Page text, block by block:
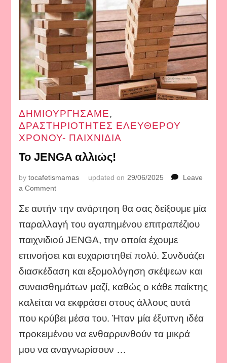
ΔΗΜΙΟΥΡΓΗΣΑΜΕ,
ΔΡΑΣΤΗΡΙΟΤΗΤΕΣ ΕΛΕΥΘΕΡΟΥ
ΧΡΟΝΟΥ- ΠΑΙΧΝΙΔΙΑ
Το JENGA αλλιώς!
bytocafetismamas updated on 29/06/2025
Leave
a Commenton
JENGA
αλλιώς!
Σε αυτήν την ανάρτηση θα σας δείξουμε μία
παραλλαγή του αγαπημένου επιτραπέζιου
παιχνιδιού JENGA, την οποία έχουμε
επινοήσει και ευχαριστηθεί πολύ. Συνδυάζει
διασκέδαση και εξομολόγηση σκέψεων και
συναισθημάτων μαζί, καθώς ο κάθε παίκτης
καλείται να εκφράσει στους άλλους αυτά
που κρύβει μέσα του. Ήταν μία έξυπνη ιδέα
προκειμένου να ενθαρρυνθούν τα μικρά
μου να αναγνωρίσουν …